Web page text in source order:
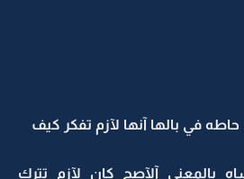
في بالها آنها لآزم تفكر كيف
بالمعنى آلآصح كان لآزم تترك